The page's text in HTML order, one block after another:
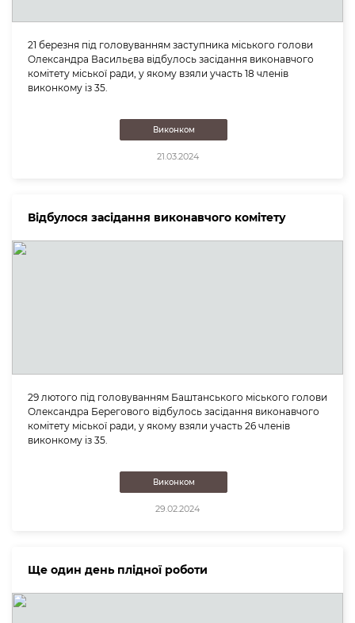
21 березня під головуванням заступника міського голови
Олександра Васильєва відбулось засідання виконавчого
комітету міської ради, у якому взяли участь 18 членів
виконкому із 35.
Виконком
21.03.2024
Відбулося засідання виконавчого комітету
29 лютого під головуванням Баштанського міського голови
Олександра Берегового відбулось засідання виконавчого
комітету міської ради, у якому взяли участь 26 членів
виконкому із 35.
Виконком
29.02.2024
Ще один день плідної роботи